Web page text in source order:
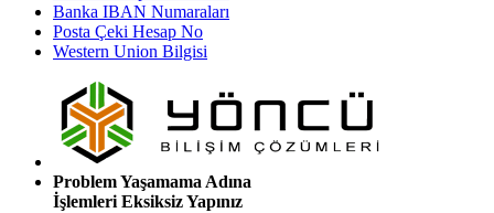
Banka IBAN Numaraları
Posta Çeki Hesap No
Western Union Bilgisi
Problem Yaşamama Adına
İşlemleri Eksiksiz Yapınız